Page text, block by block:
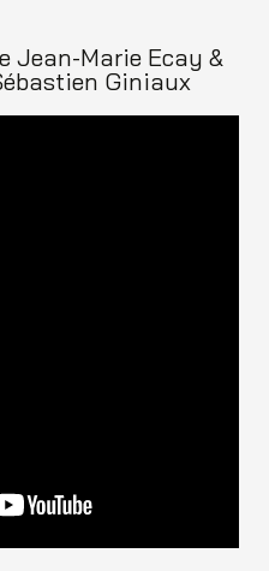
Jean-Marie Ecay &
Giniaux